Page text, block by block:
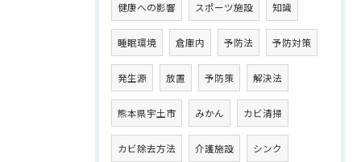
健康への影響 スポーツ施設 知識
睡眠環境 倉庫内 予防法 予防対策
発生源 放置 予防策 解決法
熊本県宇土市 みかん カビ清掃
カビ除去方法 介護施設 シンク